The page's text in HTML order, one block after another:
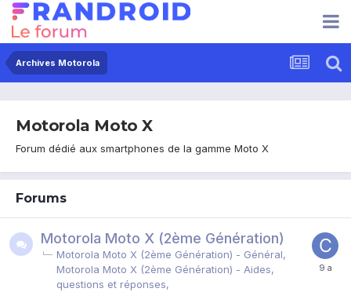
Archives Motorola
Motorola Moto X
Forum dédié aux smartphones de la gamme Moto X
Forums
Motorola Moto X (2ème Génération)
Motorola Moto X (2ème Génération) - Général
Motorola Moto X (2ème Génération) - Aides,
questions et réponses